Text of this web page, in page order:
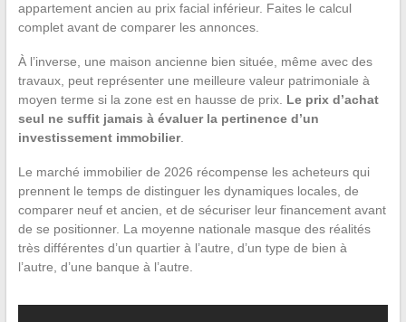
appartement ancien au prix facial inférieur. Faites le calcul
complet avant de comparer les annonces.
À l’inverse, une maison ancienne bien située, même avec des
travaux, peut représenter une meilleure valeur patrimoniale à
moyen terme si la zone est en hausse de prix. Le prix d’achat
seul ne suffit jamais à évaluer la pertinence d’un
investissement immobilier.
Le marché immobilier de 2026 récompense les acheteurs qui
prennent le temps de distinguer les dynamiques locales, de
comparer neuf et ancien, et de sécuriser leur financement avant
de se positionner. La moyenne nationale masque des réalités
très différentes d’un quartier à l’autre, d’un type de bien à
l’autre, d’une banque à l’autre.